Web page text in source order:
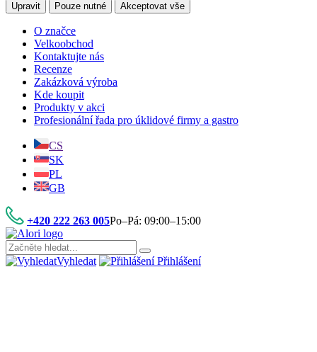
Upravit Pouze nutné Akceptovat vše
O značce
Velkoobchod
Kontaktujte nás
Recenze
Zakázková výroba
Kde koupit
Produkty v akci
Profesionální řada pro úklidové firmy a gastro
CS
SK
PL
GB
+420 222 263 005Po–Pá: 09:00–15:00
Vyhledat Přihlášení